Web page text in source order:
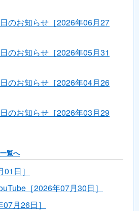
のお知らせ［2026年06月27
のお知らせ［2026年05月31
のお知らせ［2026年04月26
のお知らせ［2026年03月29
一覧へ
日］
［2026年07月30日］
月26日］